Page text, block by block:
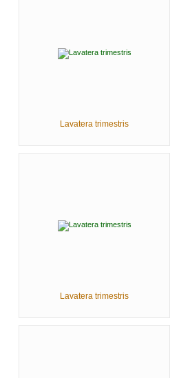
Lavatera trimestris
Lavatera trimestris